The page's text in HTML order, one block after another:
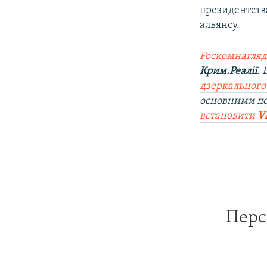
альянсу.
Крим.Реалії.
основними
встановити